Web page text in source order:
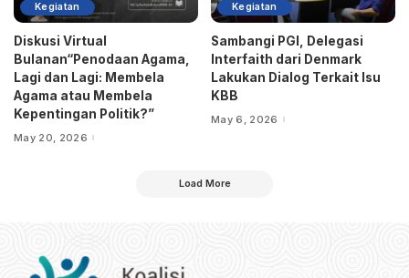
Kegiatan
Diskusi Virtual
Bulanan“Penodaan Agama,
Lagi dan Lagi: Membela
Agama atau Membela
Kepentingan Politik?”
May 20, 2026
Kegiatan
Sambangi PGI, Delegasi
Interfaith dari Denmark
Lakukan Dialog Terkait Isu
KBB
May 6, 2026
Load More